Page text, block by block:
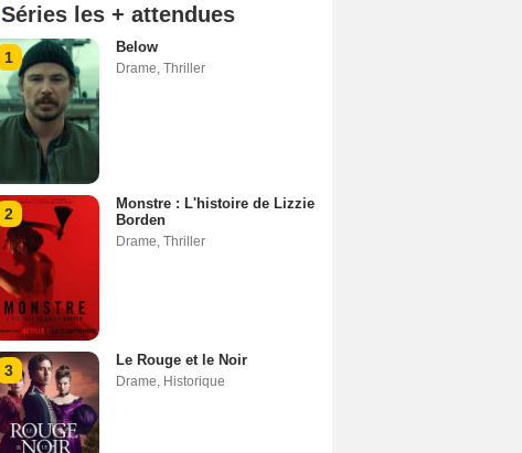
Séries les + attendues
1
Below
Drame Thriller
2
Monstre : L'histoire de Lizzie
Borden
Drame Thriller
3
Le Rouge et le Noir
Drame Historique